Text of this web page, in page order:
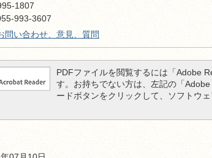
1807
993-3607
問い合わせ、意見、質問
PDFファイルを閲覧するには「Adobe
す。お持ちでない方は、左記の「
ードボタンをクリックして、ソフトウ